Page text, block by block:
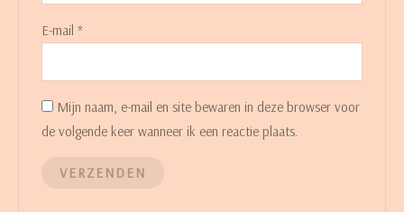
E-mail*
Mijn naam, e-mail en site bewaren in deze browser voor
de volgende keer wanneer ik een reactie plaats.